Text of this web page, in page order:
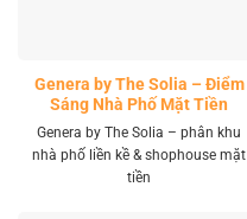
Genera by The Solia – Điểm
Sáng Nhà Phố Mặt Tiền
Vành Đai 4 Khu Tây
Genera by The Solia – phân khu
nhà phố liền kề & shophouse mặt
tiền